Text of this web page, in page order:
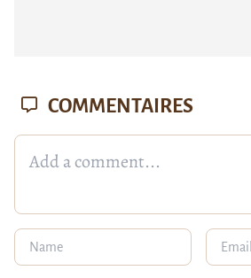
COMMENTAIRES